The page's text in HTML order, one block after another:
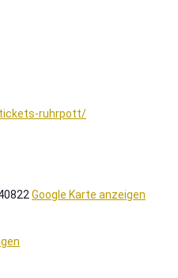
ruhrpott/
Google Karte anzeigen